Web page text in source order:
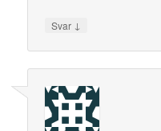
Svar ↓